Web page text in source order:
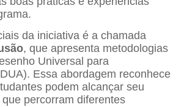
da iniciativa é a chamada
, que apresenta metodologias
Universal para
Essa abordagem reconhece
podem alcançar seu
percorram diferentes